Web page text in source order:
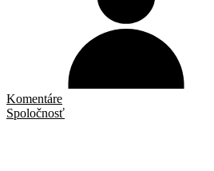
Komentáre
Spoločnosť